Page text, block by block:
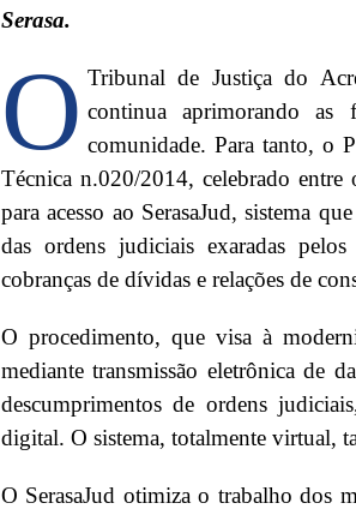
Serasa.
O Tribunal de Justiça do
continua aprimorando as
comunidade. Para tanto, o
Técnica n.020/2014, celebrado
para acesso ao SerasaJud, sistema
das ordens judiciais exaradas
cobranças de dívidas e relações de
O procedimento, que visa à
mediante transmissão eletrônica de
descumprimentos de ordens
digital. O sistema, totalmente virtual,
O SerasaJud otimiza o trabalho dos